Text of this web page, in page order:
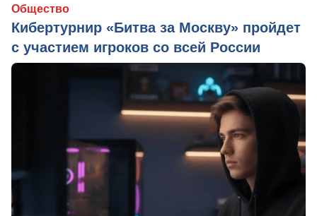
Общество
Кибертурнир «Битва за Москву» пройдет
с участием игроков со всей России